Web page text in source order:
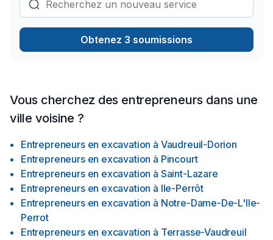
Obtenez 3 soumissions
Vous cherchez des entrepreneurs dans une
ville voisine ?
Entrepreneurs en excavation à Vaudreuil-Dorion
Entrepreneurs en excavation à Pincourt
Entrepreneurs en excavation à Saint-Lazare
Entrepreneurs en excavation à Ile-Perrôt
Entrepreneurs en excavation à Notre-Dame-De-L'Ile-
Perrot
Entrepreneurs en excavation à Terrasse-Vaudreuil